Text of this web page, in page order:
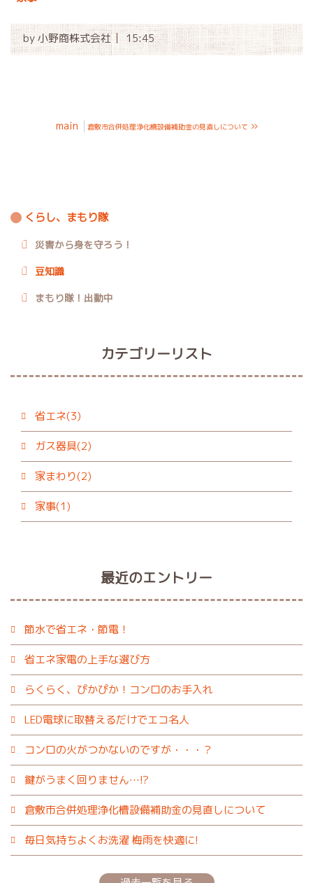
by小野商株式会社 15:45
main 倉敷市合併処理浄化槽設備補助金の見直しについて »
くらし、まもり隊
災害から身を守ろう！
豆知識
まもり隊！出動中
カテゴリーリスト
省エネ(3)
ガス器具(2)
家まわり(2)
家事(1)
最近のエントリー
節水で省エネ・節電！
省エネ家電の上手な選び方
らくらく、ぴかぴか！コンロのお手入れ
LED電球に取替えるだけでエコ名人
コンロの火がつかないのですが・・・？
鍵がうまく回りません…!?
倉敷市合併処理浄化槽設備補助金の見直しについて
毎日気持ちよくお洗濯 梅雨を快適に!